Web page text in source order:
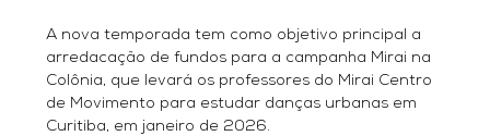
A nova temporada tem como objetivo principal a
arredacação de fundos para a campanha Mirai na
Colônia, que levará os professores do Mirai Centro
de Movimento para estudar danças urbanas em
Curitiba, em janeiro de 2026.